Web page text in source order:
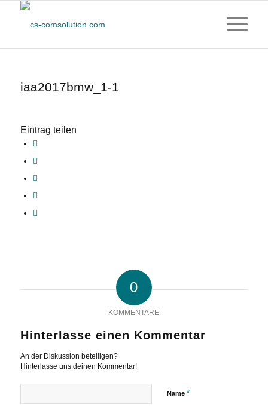
iaa2017bmw_1-1
Eintrag teilen
0
KOMMENTARE
Hinterlasse einen Kommentar
An der Diskussion beteiligen?
Hinterlasse uns deinen Kommentar!
Name *